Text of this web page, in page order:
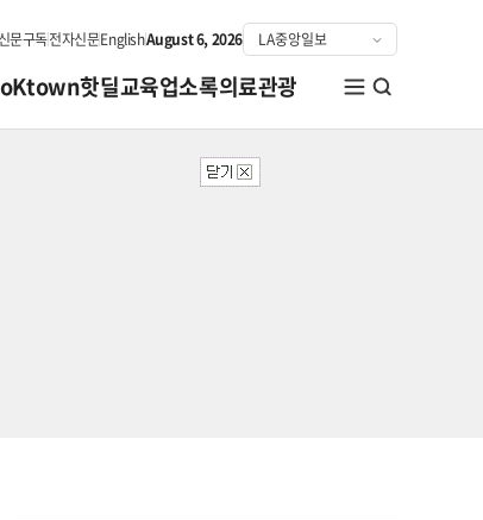
신문구독전자신문EnglishAugust 6, 2026
핫딜교육업소록의료관광